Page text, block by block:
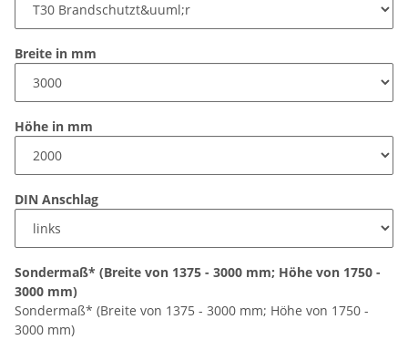
Breite in mm
Höhe in mm
DIN Anschlag
Sondermaß* (Breite von 1375 - 3000 mm; Höhe von 1750 -
3000 mm)
Sondermaß* (Breite von 1375 - 3000 mm; Höhe von 1750 -
3000 mm)